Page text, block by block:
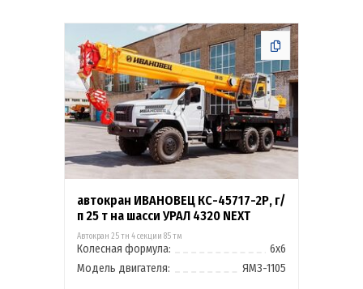
автокран ИВАНОВЕЦ КС-45717-2Р, г/
п 25 т на шасси УРАЛ 4320 NEXT
Автокран 25 тн 4 секции 85 тм
Колесная формула:
6х6
Модель двигателя:
ЯМЗ-1105